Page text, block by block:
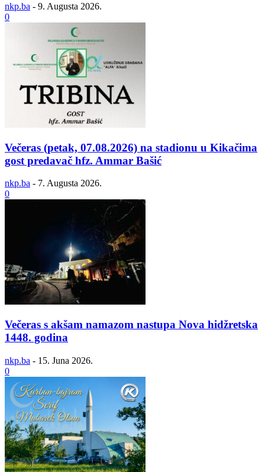
nkp.ba - 9. Augusta 2026.
0
Večeras (petak, 07.08.2026) na stadionu u Kikačima
gost predavač hfz. Ammar Bašić
nkp.ba - 7. Augusta 2026.
0
Večeras s akšam namazom nastupa Nova hidžretska
1448. godina
nkp.ba - 15. Juna 2026.
0